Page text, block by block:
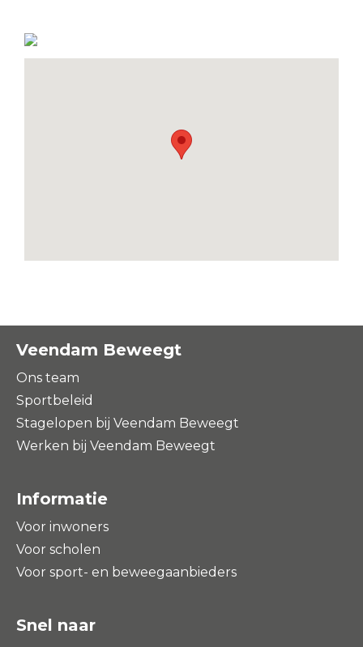
Veendam Beweegt
Ons team
Sportbeleid
Stagelopen bij Veendam Beweegt
Werken bij Veendam Beweegt
Informatie
Voor inwoners
Voor scholen
Voor sport- en beweegaanbieders
Snel naar